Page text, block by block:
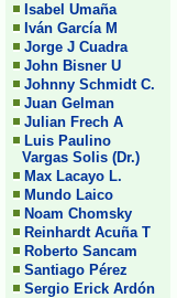
Isabel Umaña
Iván García M
Jorge J Cuadra
John Bisner U
Johnny Schmidt C.
Juan Gelman
Julian Frech A
Luis Paulino
Vargas Solis (Dr.)
Max Lacayo L.
Mundo Laico
Noam Chomsky
Reinhardt Acuña T
Roberto Sancam
Santiago Pérez
Sergio Erick Ardón